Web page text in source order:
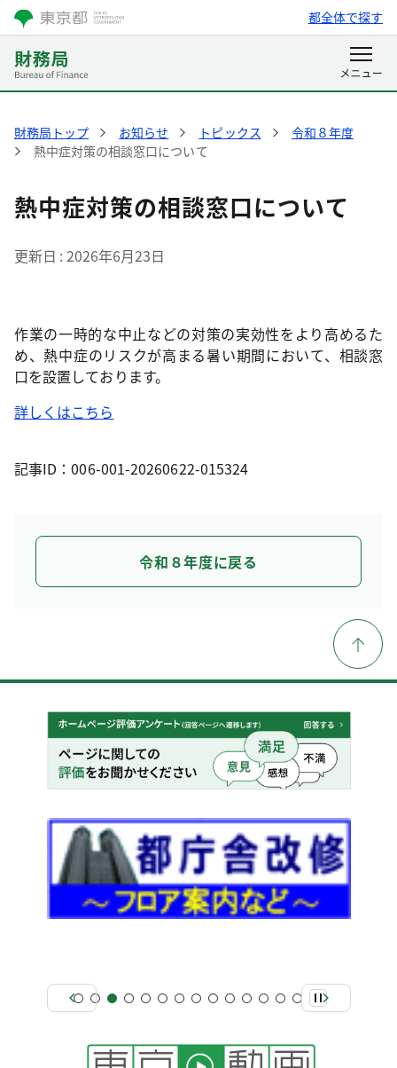
都全体で探す
財務局トップ お知らせ トピックス
令和８年度
熱中症対策の相談窓口について
熱中症対策の相談窓口について
更新日 2026年6月23日
作業の一時的な中止などの対策の実効性をより高めるた
め、熱中症のリスクが高まる暑い期間において、相談窓
口を設置しております。
詳しくはこちら
記事ID：006-001-20260622-015324
令和８年度に戻る